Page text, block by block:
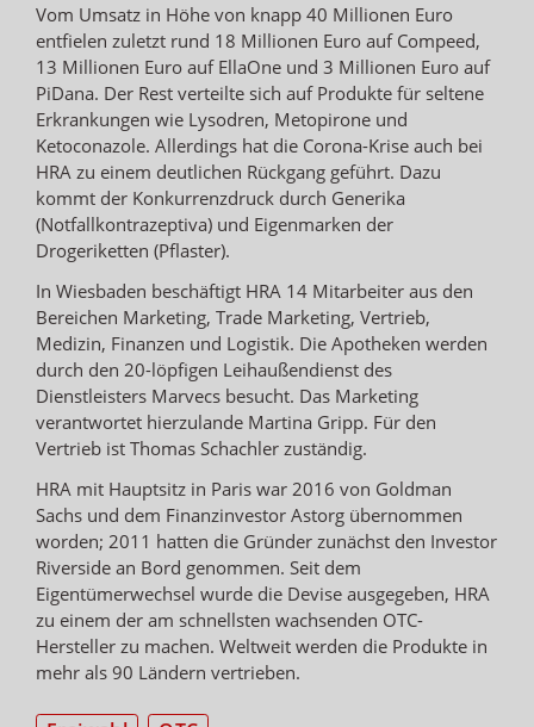
Vom Umsatz in Höhe von knapp 40 Millionen Euro
entfielen zuletzt rund 18 Millionen Euro auf Compeed,
13 Millionen Euro auf EllaOne und 3 Millionen Euro auf
PiDana. Der Rest verteilte sich auf Produkte für seltene
Erkrankungen wie Lysodren, Metopirone und
Ketoconazole. Allerdings hat die Corona-Krise auch bei
HRA zu einem deutlichen Rückgang geführt. Dazu
kommt der Konkurrenzdruck durch Generika
(Notfallkontrazeptiva) und Eigenmarken der
Drogeriketten (Pflaster).
In Wiesbaden beschäftigt HRA 14 Mitarbeiter aus den
Bereichen Marketing, Trade Marketing, Vertrieb,
Medizin, Finanzen und Logistik. Die Apotheken werden
durch den 20-löpfigen Leihaußendienst des
Dienstleisters Marvecs besucht. Das Marketing
verantwortet hierzulande Martina Gripp. Für den
Vertrieb ist Thomas Schachler zuständig.
HRA mit Hauptsitz in Paris war 2016 von Goldman
Sachs und dem Finanzinvestor Astorg übernommen
worden; 2011 hatten die Gründer zunächst den Investor
Riverside an Bord genommen. Seit dem
Eigentümerwechsel wurde die Devise ausgegeben, HRA
zu einem der am schnellsten wachsenden OTC-
Hersteller zu machen. Weltweit werden die Produkte in
mehr als 90 Ländern vertrieben.